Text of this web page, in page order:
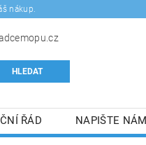
nákup.
ŘÁD NAPIŠTE NÁM